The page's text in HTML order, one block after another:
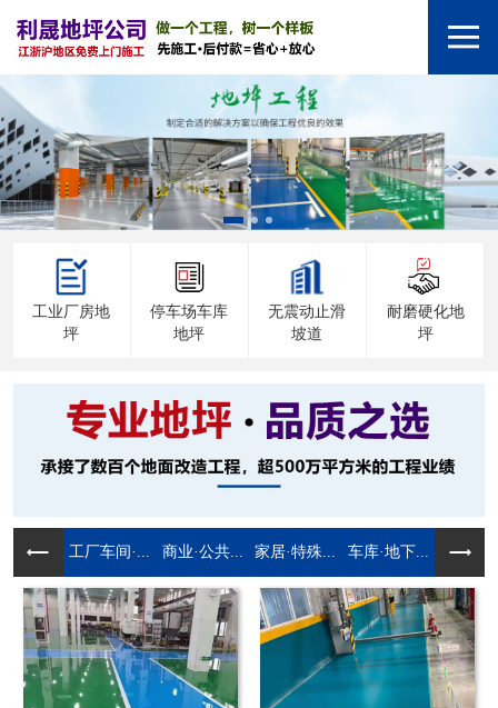
工业厂房地
坪
停车场车库
地坪
无震动止滑
坡道
耐磨硬化地
坪
工厂车间·... 商业·公共... 家居·特殊... 车库·地下...